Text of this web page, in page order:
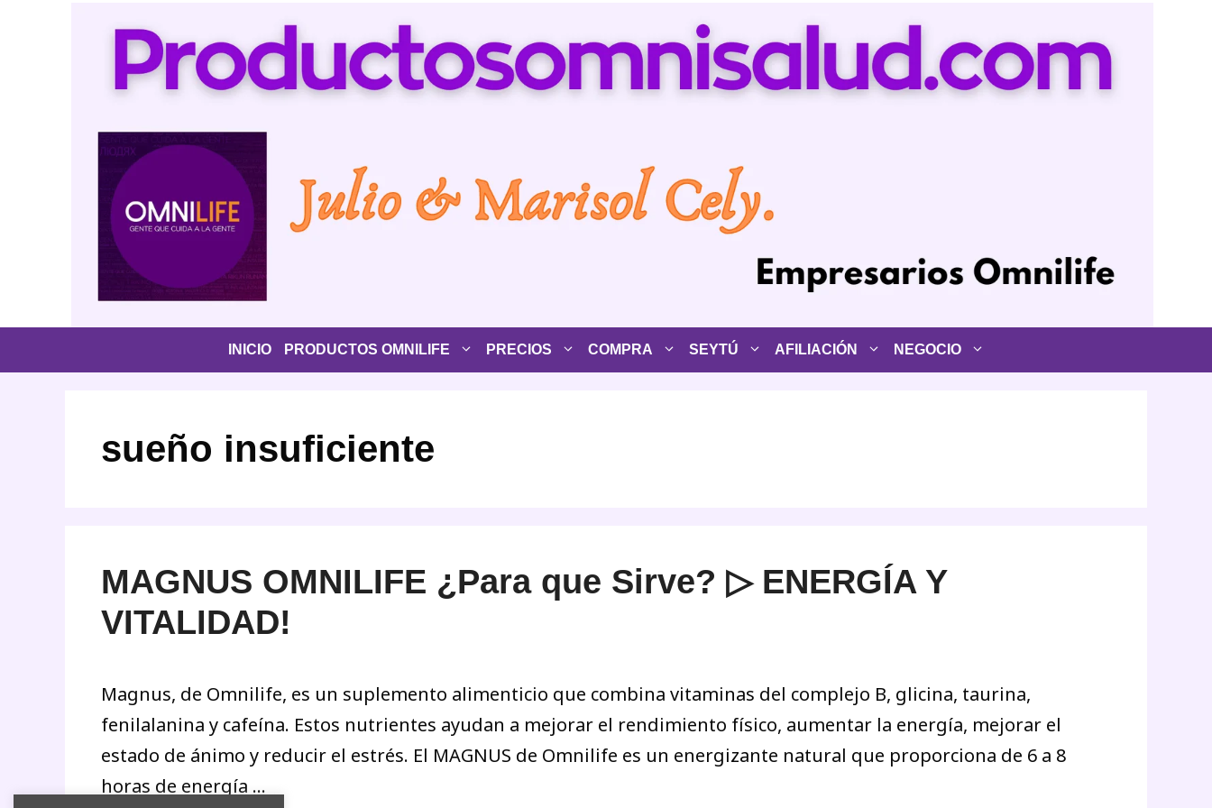
INICIO PRODUCTOS OMNILIFE PRECIOS COMPRA SEYTÚ AFILIACIÓN NEGOCIO
sueño insuficiente
MAGNUS OMNILIFE ¿Para que Sirve? ▷ ENERGÍA Y
VITALIDAD!
Magnus, de Omnilife, es un suplemento alimenticio que combina vitaminas del complejo B, glicina, taurina,
fenilalanina y cafeína. Estos nutrientes ayudan a mejorar el rendimiento físico, aumentar la energía, mejorar el
estado de ánimo y reducir el estrés. El MAGNUS de Omnilife es un energizante natural que proporciona de 6 a 8
horas de energía …